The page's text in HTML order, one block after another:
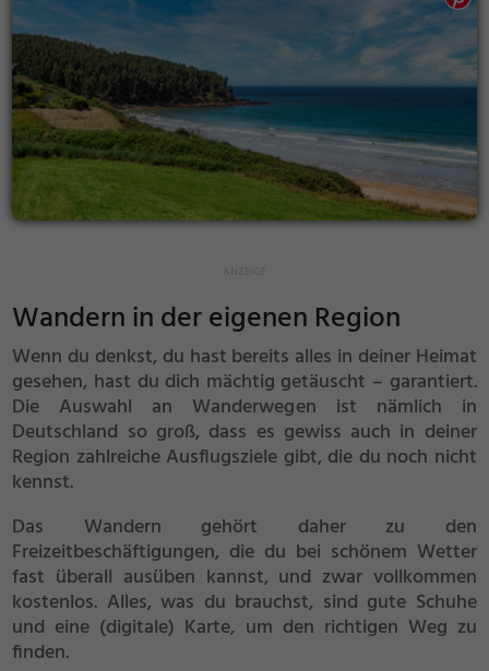
Wandern in der eigenen Region
Wenn du denkst, du hast bereits alles in deiner Heimat
gesehen, hast du dich mächtig getäuscht – garantiert.
Die Auswahl an Wanderwegen ist nämlich in
Deutschland so groß, dass es gewiss auch in deiner
Region zahlreiche Ausflugsziele gibt, die du noch nicht
kennst.
Das Wandern gehört daher zu den
Freizeitbeschäftigungen, die du bei schönem Wetter
fast überall ausüben kannst, und zwar vollkommen
kostenlos. Alles, was du brauchst, sind gute Schuhe
und eine (digitale) Karte, um den richtigen Weg zu
finden.